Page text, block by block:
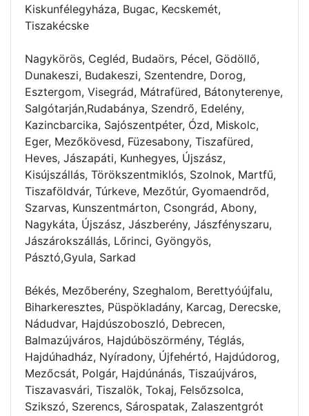
Kiskunfélegyháza, Bugac, Kecskemét,
Tiszakécske
Nagykörös, Cegléd, Budaörs, Pécel, Gödöllő,
Dunakeszi, Budakeszi, Szentendre, Dorog,
Esztergom, Visegrád, Mátrafüred, Bátonyterenye,
Salgótarján,Rudabánya, Szendrő, Edelény,
Kazincbarcika, Sajószentpéter, Ózd, Miskolc,
Eger, Mezőkövesd, Füzesabony, Tiszafüred,
Heves, Jászapáti, Kunhegyes, Újszász,
Kisújszállás, Törökszentmiklós, Szolnok, Martfű,
Tiszaföldvár, Túrkeve, Mezőtúr, Gyomaendrőd,
Szarvas, Kunszentmárton, Csongrád, Abony,
Nagykáta, Újszász, Jászberény, Jászfényszaru,
Jászárokszállás, Lőrinci, Gyöngyös,
Pásztó,Gyula, Sarkad
Békés, Mezőberény, Szeghalom, Berettyóújfalu,
Biharkeresztes, Püspökladány, Karcag, Derecske,
Nádudvar, Hajdúszoboszló, Debrecen,
Balmazújváros, Hajdúböszörmény, Téglás,
Hajdúhadház, Nyíradony, Újfehértó, Hajdúdorog,
Mezőcsát, Polgár, Hajdúnánás, Tiszaújváros,
Tiszavasvári, Tiszalök, Tokaj, Felsőzsolca,
Szikszó, Szerencs, Sárospatak, Zalaszentgrót